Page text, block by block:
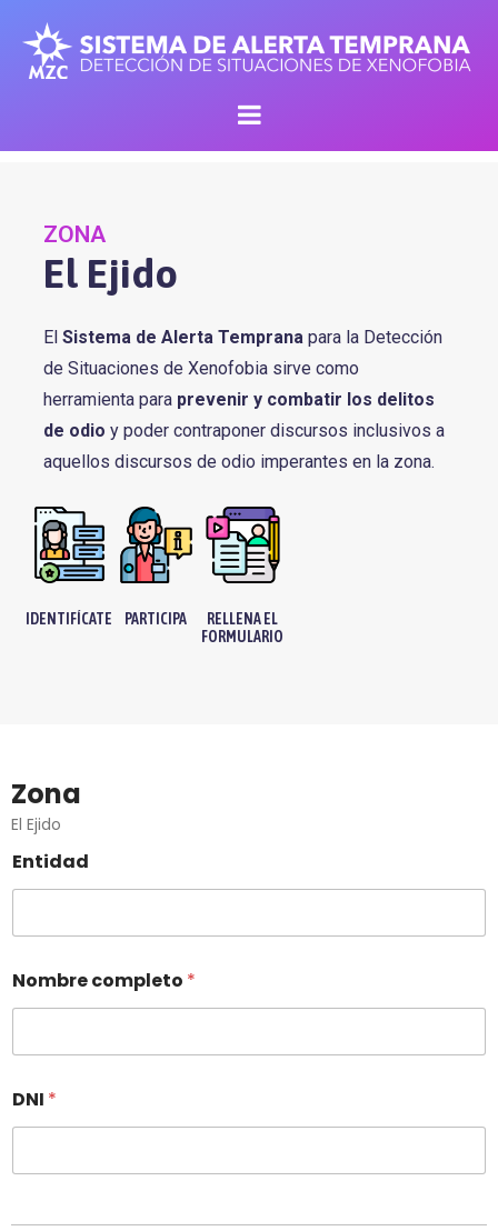
ZONA
El Ejido
ElSistema de Alerta Temprana para la Detección
de Situaciones de Xenofobia sirve como
herramienta para prevenir y combatir los delitos
de odio y poder contraponer discursos inclusivos a
aquellos discursos de odio imperantes en la zona.
IDENTIFÍCATE PARTICIPA
RELLENA EL
FORMULARIO
Zona
El Ejido
Entidad
Nombre completo *
DNI *